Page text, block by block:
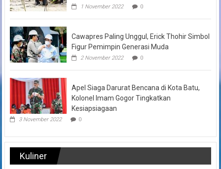
1 November 2022 0
Cawapres Paling Unggul, Erick Thohir Simbol
Figur Pemimpin Generasi Muda
2 November 2022 0
Apel Siaga Darurat Bencana di Kota Batu,
Kolonel Imam Gogor Tingkatkan
Kesiapsiagaan
3 November 2022 0
Kuliner